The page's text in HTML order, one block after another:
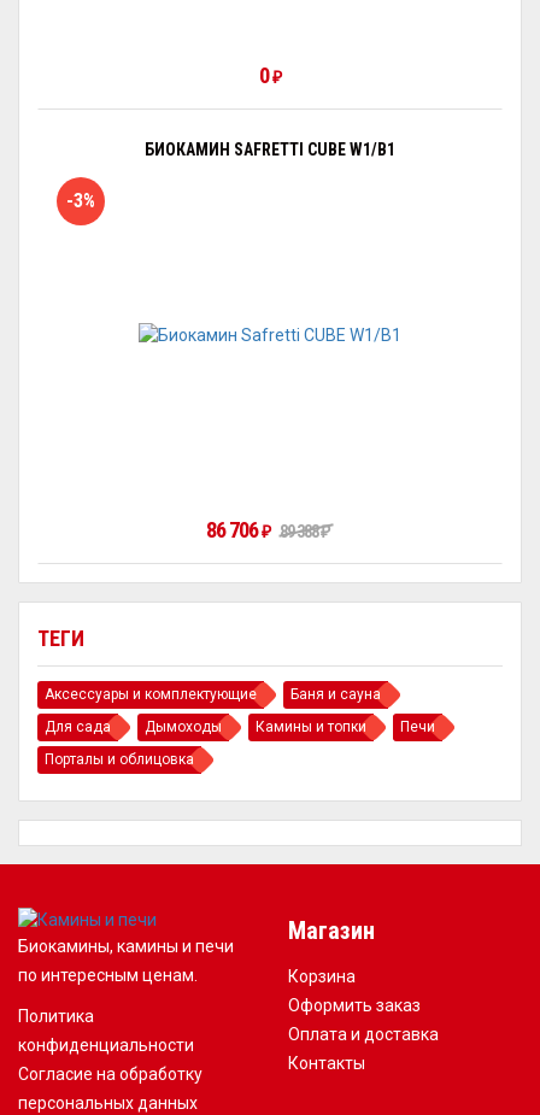
ТЕГИ
Аксессуары и комплектующие
Баня и сауна
Для сада
Дымоходы Камины и топки
Печи
Порталы и облицовка
0₽
БИОКАМИН SAFRETTI CUBE W1/B1
-3%
86 706₽ 89 388₽
Биокамины, камины и печи
по интересным ценам.
Политика
конфиденциальности
Согласие на обработку
персональных данных
Магазин
Корзина
Оформить заказ
Оплата и доставка
Контакты